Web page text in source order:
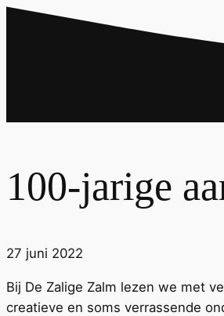
100-jarige
27 juni 2022
Bij De Zalige Zalm lezen we met
creatieve en soms verrassende